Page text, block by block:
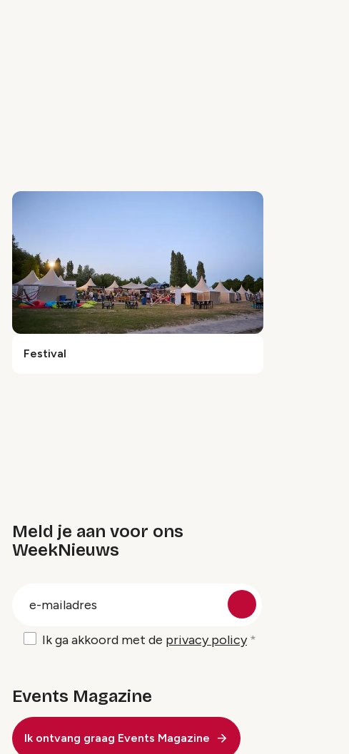
Festival
Meld je aan voor ons
WeekNieuws
Ik ga akkoord met de privacy policy
Events Magazine
Ik ontvang graag Events Magazine